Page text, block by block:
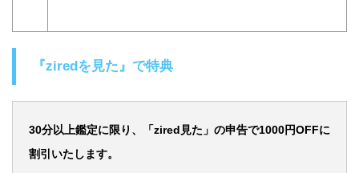
『ziredを見た』で特典
30分以上鑑定に限り、「zired見た」の申告で1000円OFFに
割引いたします。